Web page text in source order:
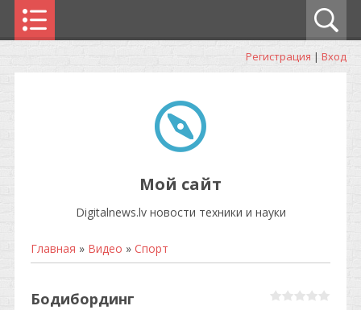
Регистрация | Вход
Мой сайт
Digitalnews.lv новости техники и науки
Главная » Видео » Спорт
Бодибординг